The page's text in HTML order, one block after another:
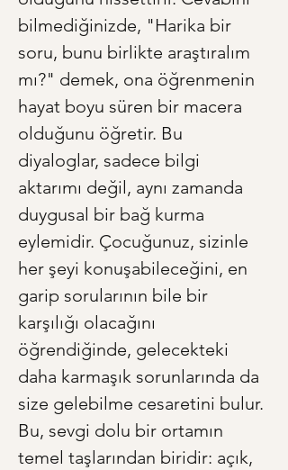
bilmediğinizde, "Harika bir
soru, bunu birlikte araştıralım
mı?" demek, ona öğrenmenin
hayat boyu süren bir macera
olduğunu öğretir. Bu
diyaloglar, sadece bilgi
aktarımı değil, aynı zamanda
duygusal bir bağ kurma
eylemidir. Çocuğunuz, sizinle
her şeyi konuşabileceğini, en
garip sorularının bile bir
karşılığı olacağını
öğrendiğinde, gelecekteki
daha karmaşık sorunlarında da
size gelebilme cesaretini bulur.
Bu, sevgi dolu bir ortamın
temel taşlarından biridir: açık,